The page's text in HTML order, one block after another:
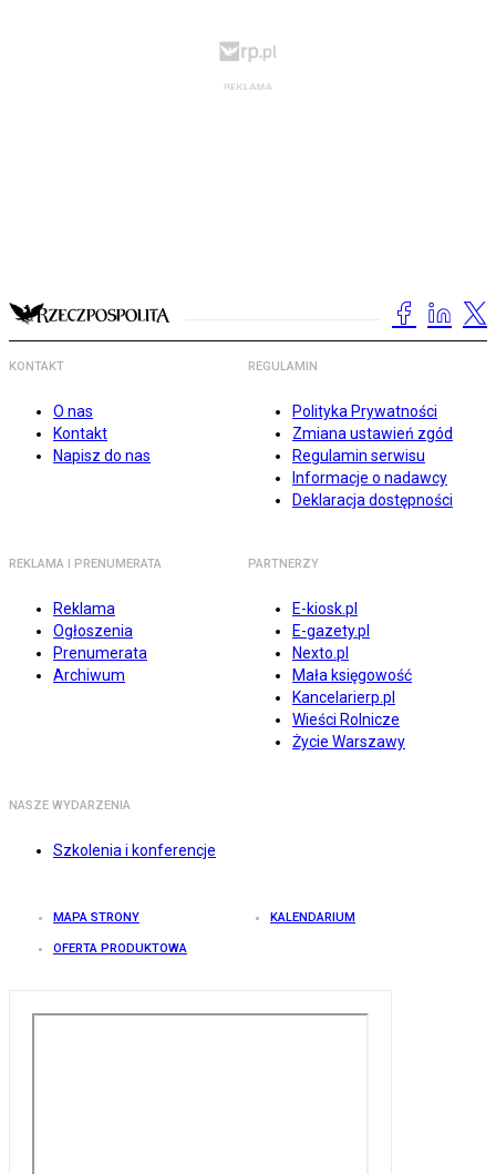
KONTAKT
O nas
Kontakt
Napisz do nas
REGULAMIN
Polityka Prywatności
Zmiana ustawień zgód
Regulamin serwisu
Informacje o nadawcy
Deklaracja dostępności
REKLAMA I PRENUMERATA
Reklama
Ogłoszenia
Prenumerata
Archiwum
PARTNERZY
E-kiosk.pl
E-gazety.pl
Nexto.pl
Mała księgowość
Kancelarierp.pl
Wieści Rolnicze
Życie Warszawy
NASZE WYDARZENIA
Szkolenia i konferencje
MAPA STRONY KALENDARIUM
OFERTA PRODUKTOWA